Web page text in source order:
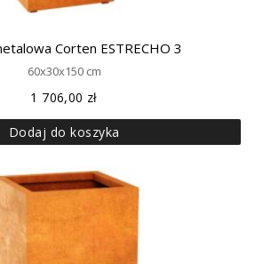
Corten ESTRECHO 3
60x30x150 cm
1 706,00 zł
Dodaj do koszyka